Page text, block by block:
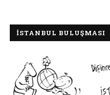
İSTANBUL BULUŞMASI